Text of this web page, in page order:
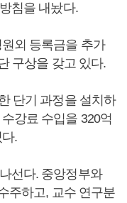
침을 내놨다.
외 등록금을 추가
구상을 갖고 있다.
단기 과정을 설치하
강료 수입을 320억
.
선다. 중앙정부와
주하고, 교수 연구분